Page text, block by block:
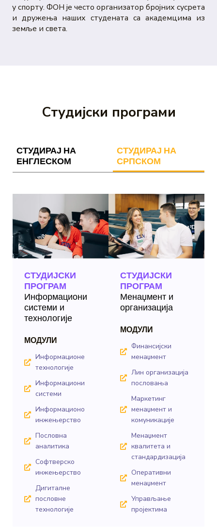
у спорту. ФОН је често организатор бројних сусрета
и дружења наших студената са академцима из
земље и света.
Студијски програми
СТУДИРАЈ НА
ЕНГЛЕСКОМ
СТУДИРАЈ НА
СРПСКОМ
СТУДИЈСКИ
ПРОГРАМ
Информациони
системи и
технологије
МОДУЛИ
Информационе
технологије
Информациони
системи
Информационо
инжењерство
Пословна
аналитика
Софтверско
инжењерство
Дигиталне
пословне
технологије
СТУДИЈСКИ
ПРОГРАМ
Менаџмент и
организација
МОДУЛИ
Финансијски
менаџмент
Лин организација
пословања
Маркетинг
менаџмент и
комуникације
Менаџмент
квалитета и
стандардизација
Оперативни
менаџмент
Управљање
пројектима